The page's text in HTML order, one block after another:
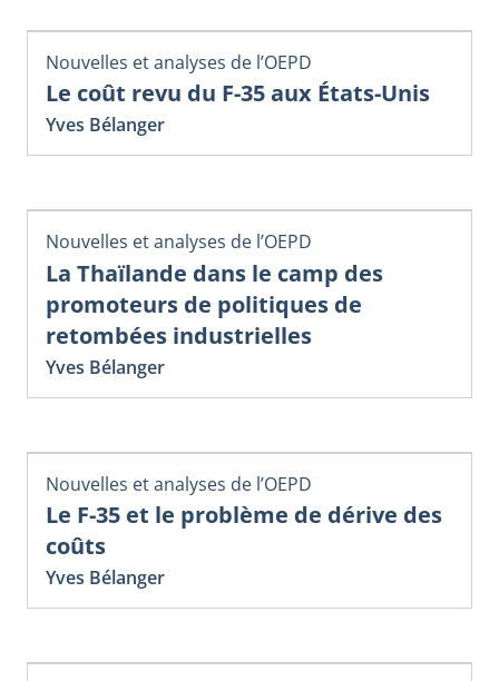
Nouvelles et analyses de l’OEPD
Le coût revu du F-35 aux États-Unis
Yves Bélanger
Nouvelles et analyses de l’OEPD
La Thaïlande dans le camp des
promoteurs de politiques de
retombées industrielles
Yves Bélanger
Nouvelles et analyses de l’OEPD
Le F-35 et le problème de dérive des
coûts
Yves Bélanger